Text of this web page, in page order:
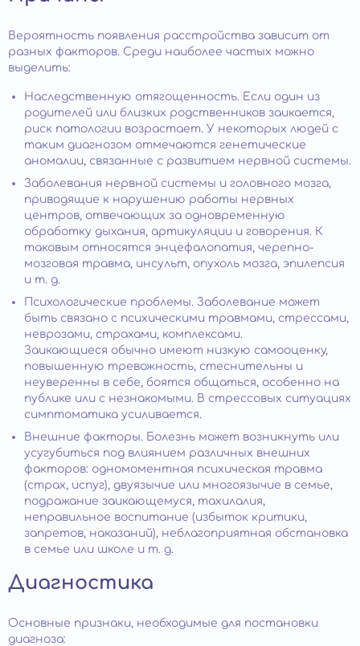
Вероятность появления расстройства зависит от
разных факторов. Среди наиболее частых можно
выделить:
Наследственную отягощенность. Если один из
родителей или близких родственников заикается,
риск патологии возрастает. У некоторых людей с
таким диагнозом отмечаются генетические
аномалии, связанные с развитием нервной системы.
Заболевания нервной системы и головного мозга,
приводящие к нарушению работы нервных
центров, отвечающих за одновременную
обработку дыхания, артикуляции и говорения. К
таковым относятся энцефалопатия, черепно-
мозговая травма, инсульт, опухоль мозга, эпилепсия
и т. д.
Психологические проблемы. Заболевание может
быть связано с психическими травмами, стрессами,
неврозами, страхами, комплексами.
Заикающиеся обычно имеют низкую самооценку,
повышенную тревожность, стеснительны и
неуверенны в себе, боятся общаться, особенно на
публике или с незнакомыми. В стрессовых ситуациях
симптоматика усиливается.
Внешние факторы. Болезнь может возникнуть или
усугубиться под влиянием различных внешних
факторов: одномоментная психическая травма
(страх, испуг), двуязычие или многоязычие в семье,
подражание заикающемуся, тахилалия,
неправильное воспитание (избыток критики,
запретов, наказаний), неблагоприятная обстановка
в семье или школе и т. д.
Диагностика
Основные признаки, необходимые для постановки
диагноза: